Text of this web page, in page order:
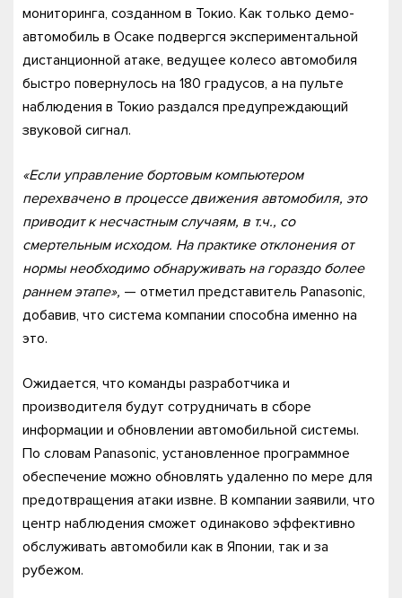
мониторинга, созданном в Токио. Как только демо-
автомобиль в Осаке подвергся экспериментальной
дистанционной атаке, ведущее колесо автомобиля
быстро повернулось на 180 градусов, а на пульте
наблюдения в Токио раздался предупреждающий
звуковой сигнал.
«Если управление бортовым компьютером
перехвачено в процессе движения автомобиля, это
приводит к несчастным случаям, в т.ч., со
смертельным исходом. На практике отклонения от
нормы необходимо обнаруживать на гораздо более
раннем этапе», — отметил представитель Panasonic,
добавив, что система компании способна именно на
это.
Ожидается, что команды разработчика и
производителя будут сотрудничать в сборе
информации и обновлении автомобильной системы.
По словам Panasonic, установленное программное
обеспечение можно обновлять удаленно по мере для
предотвращения атаки извне. В компании заявили, что
центр наблюдения сможет одинаково эффективно
обслуживать автомобили как в Японии, так и за
рубежом.